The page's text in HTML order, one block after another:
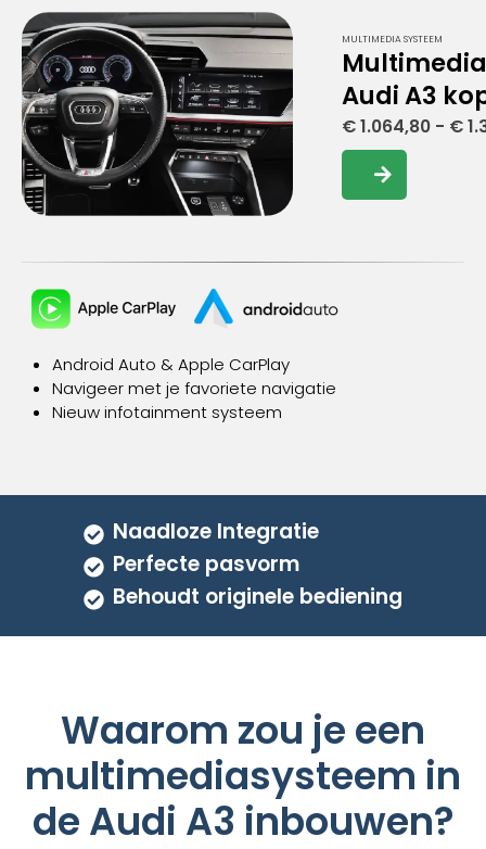
MULTIMEDIA SYSTEEM
Audi A3
€1.064,80 - €
Dit
product
variaties.
Android Auto & Apple CarPlay
Navigeer met je favoriete navigatie
Nieuw infotainment systeem
Naadloze Integratie
Perfecte pasvorm
Behoudt originele bediening
Waarom zou je een
multimediasysteem in
de Audi A3 inbouwen?